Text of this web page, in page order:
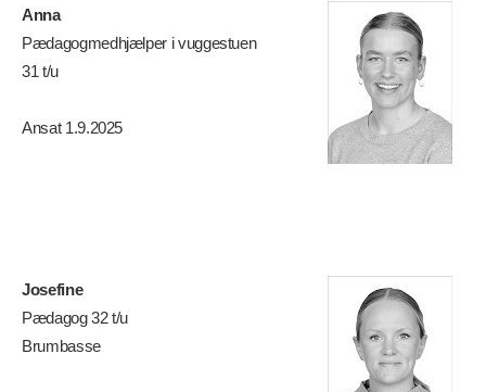
Anna
Pædagogmedhjælper i vuggestuen
31 t/u
Ansat 1.9.2025
Josefine
Pædagog 32 t/u
Brumbasse